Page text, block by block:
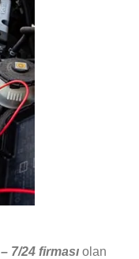
– 7/24 firması olan